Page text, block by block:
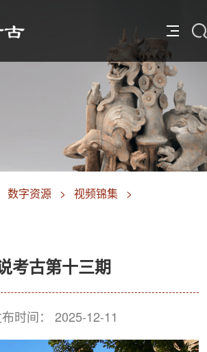
数字资源 > 视频锦集 >
考古第十三期
时间： 2025-12-11